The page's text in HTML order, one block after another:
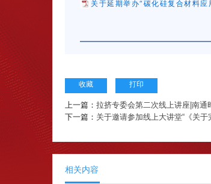
关于延期举办“碳化硅复合材料
收藏 打印
上一篇： 拉挤专委会第二次线上讲座|南
下一篇： 关于邀请参加线上大讲堂“《关
相关内容